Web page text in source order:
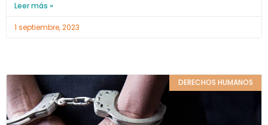
Leer más »
1 septiembre, 2023
DERECHOS HUMANOS